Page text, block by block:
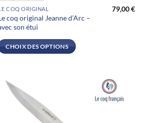
COQ ORIGINAL
coq original Jeanne d’Arc –
son étui
79,00€
CHOIX DES OPTIONS
être
choisies